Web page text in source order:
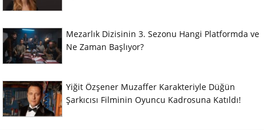
Mezarlık Dizisinin 3. Sezonu Hangi Platformda ve
Ne Zaman Başlıyor?
Yiğit Özşener Muzaffer Karakteriyle Düğün
Şarkıcısı Filminin Oyuncu Kadrosuna Katıldı!